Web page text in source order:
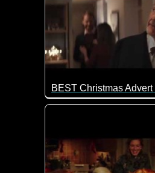
Da geht einem doch